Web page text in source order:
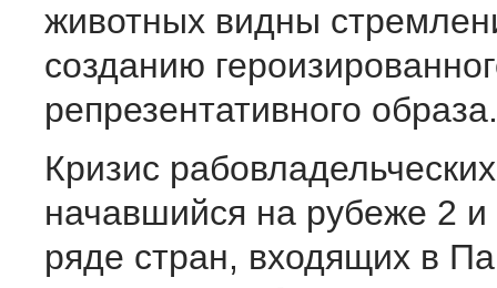
животных видны
созданию
репрезентативного образа.
Кризис
начавшийся на рубеже 2 и
ряде стран, входящих в